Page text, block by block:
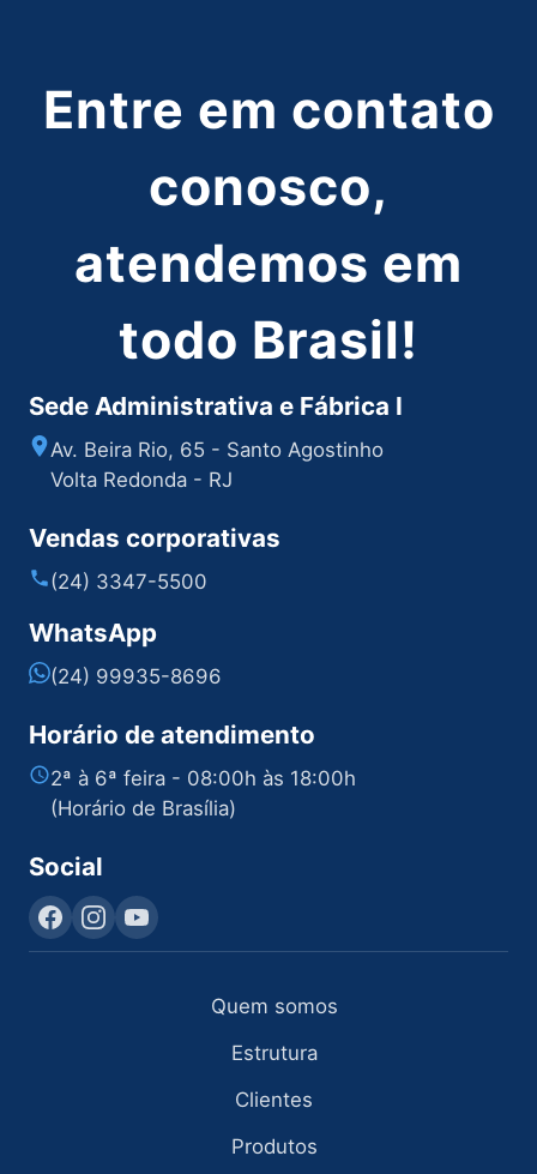
Entre em contato
conosco,
atendemos em
todo Brasil!
Sede Administrativa e Fábrica I
Av. Beira Rio, 65 - Santo Agostinho
Volta Redonda - RJ
Vendas corporativas
(24) 3347-5500
WhatsApp
(24) 99935-8696
Horário de atendimento
2ª à 6ª feira - 08:00h às 18:00h
(Horário de Brasília)
Social
Quem somos
Estrutura
Clientes
Produtos